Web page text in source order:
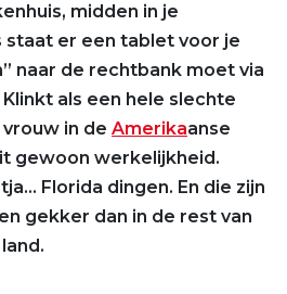
midden in je
staat er een tablet voor je
naar de rechtbank moet via
als een hele slechte
in de Amerikaanse
gewoon werkelijkheid.
Florida dingen. En die zijn
gekker dan in de rest van